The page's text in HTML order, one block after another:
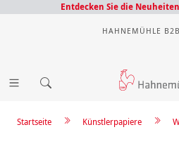
Entdecken Sie die
HAHNEMÜHLE
Künstlerpapiere
Startseite